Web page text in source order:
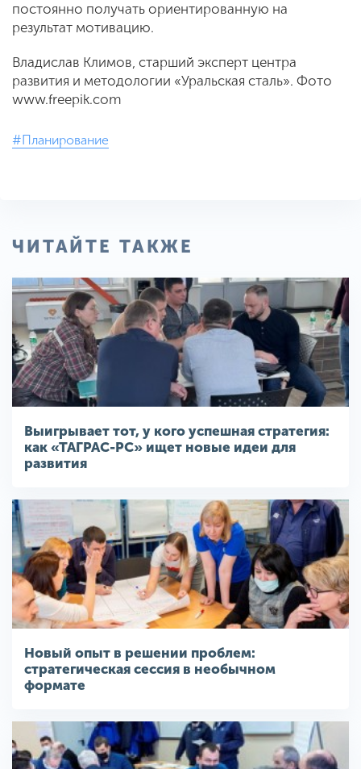
постоянно получать ориентированную на
результат мотивацию.
Владислав Климов, старший эксперт центра
развития и методологии «Уральская сталь». Фото
www.freepik.com
#Планирование
ЧИТАЙТЕ ТАКЖЕ
Выигрывает тот, у кого успешная стратегия:
как «ТАГРАС-РС» ищет новые идеи для
развития
Новый опыт в решении проблем:
стратегическая сессия в необычном
формате